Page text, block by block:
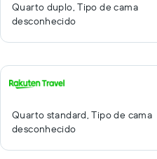
Quarto duplo, Tipo de cama
desconhecido
Quarto standard, Tipo de cama
desconhecido